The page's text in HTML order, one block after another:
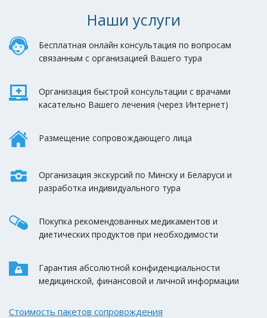
Наши услуги
Бесплатная онлайн консультация по вопросам
связанным с организацией Вашего тура
Организация быстрой консультации с врачами
касательно Вашего лечения (через Интернет)
Размещение сопровождающего лица
Организация экскурсий по Минску и Беларуси и
разработка индивидуального тура
Покупка рекомендованных медикаментов и
диетических продуктов при необходимости
Гарантия абсолютной конфиденциальности
медицинской, финансовой и личной информации
Стоимость пакетов сопровождения